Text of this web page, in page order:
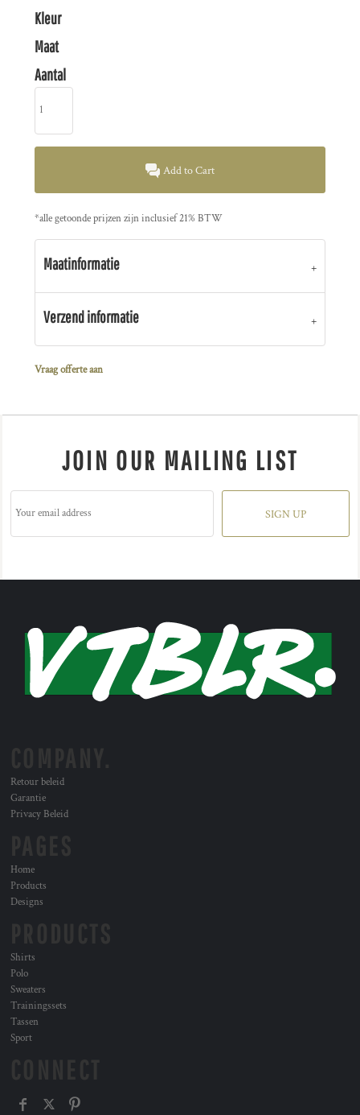
Kleur
Maat
Aantal
Add to Cart
*alle getoonde prijzen zijn inclusief 21% BTW
Maatinformatie
Verzend informatie
Vraag offerte aan
JOIN OUR MAILING LIST
SIGN UP
Retour beleid
Garantie
Privacy Beleid
Home
Products
Designs
Shirts
Polo
Sweaters
Trainingssets
Tassen
Sport